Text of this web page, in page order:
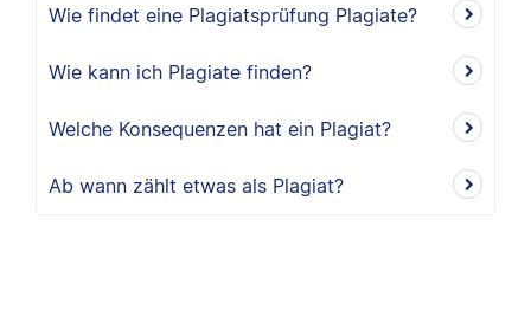
Wie findet eine Plagiatsprüfung Plagiate?
Wie kann ich Plagiate finden?
Welche Konsequenzen hat ein Plagiat?
Ab wann zählt etwas als Plagiat?